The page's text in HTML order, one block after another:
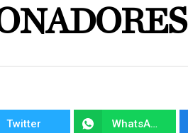
Twitter WhatsApp